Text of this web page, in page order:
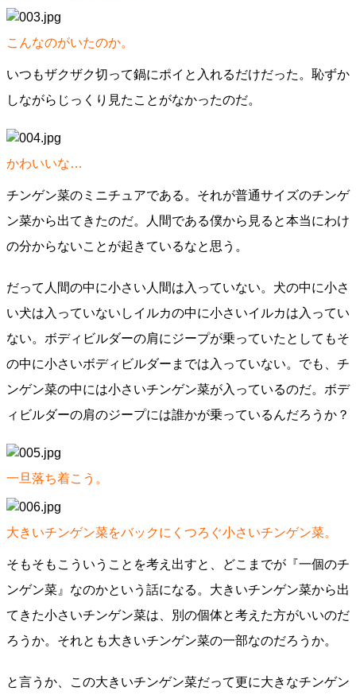
こんなのがいたのか。
いつもザクザク切って鍋にポイと入れるだけだった。恥ずか
しながらじっくり見たことがなかったのだ。
かわいいな…
チンゲン菜のミニチュアである。それが普通サイズのチンゲ
ン菜から出てきたのだ。人間である僕から見ると本当にわけ
の分からないことが起きているなと思う。
だって人間の中に小さい人間は入っていない。犬の中に小さ
い犬は入っていないしイルカの中に小さいイルカは入ってい
ない。ボディビルダーの肩にジープが乗っていたとしてもそ
の中に小さいボディビルダーまでは入っていない。でも、チ
ンゲン菜の中には小さいチンゲン菜が入っているのだ。ボデ
ィビルダーの肩のジープには誰かが乗っているんだろうか？
一旦落ち着こう。
大きいチンゲン菜をバックにくつろぐ小さいチンゲン菜。
そもそもこういうことを考え出すと、どこまでが『一個のチ
ンゲン菜』なのかという話になる。大きいチンゲン菜から出
てきた小さいチンゲン菜は、別の個体と考えた方がいいのだ
ろうか。それとも大きいチンゲン菜の一部なのだろうか。
と言うか、この大きいチンゲン菜だって更に大きなチンゲン